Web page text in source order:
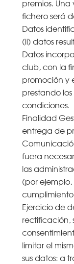
premios.
fichero será
Datos
(ii) datos
Datos
club, con la
promoción y
prestando
condiciones.
Finalidad
entrega de
fuera
las
(por
Ejercicio de
rectificación,
limitar el
sus datos: a